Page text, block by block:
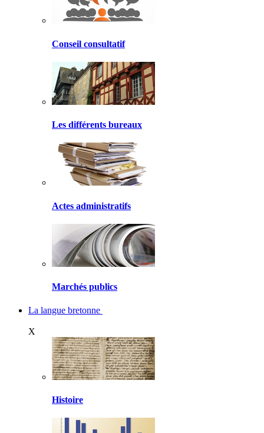
Conseil consultatif
Les différents bureaux
Actes administratifs
Marchés publics
La langue bretonne
X
Histoire